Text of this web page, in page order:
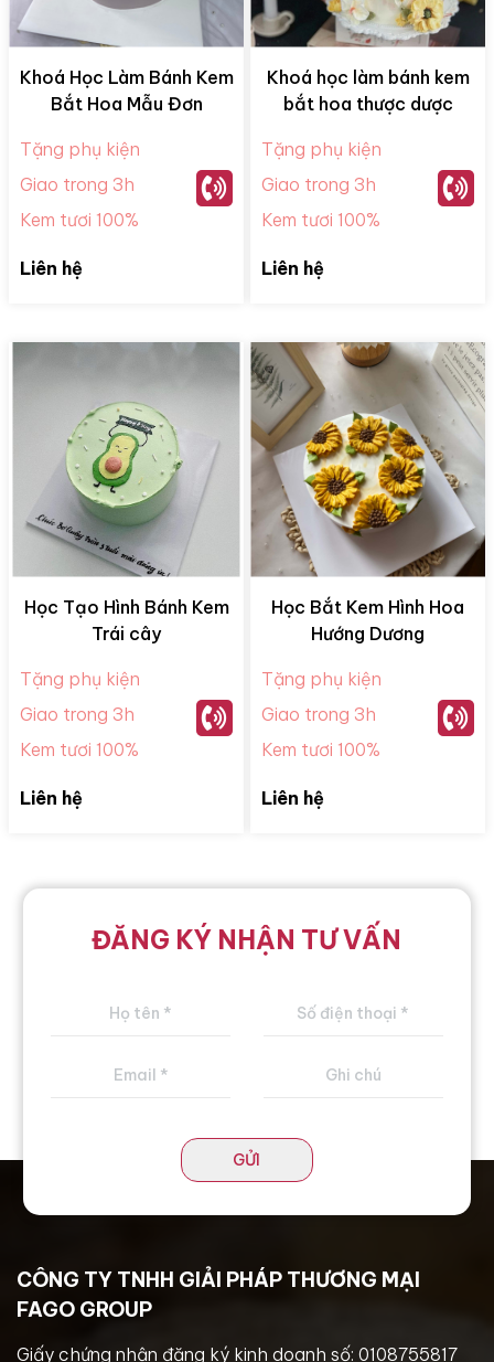
Khoá Học Làm Bánh Kem
Bắt Hoa Mẫu Đơn
Tặng phụ kiện
Giao trong 3h
Kem tươi 100%
Liên hệ
Khoá học làm bánh kem
bắt hoa thược dược
Tặng phụ kiện
Giao trong 3h
Kem tươi 100%
Liên hệ
Học Tạo Hình Bánh Kem
Trái cây
Tặng phụ kiện
Giao trong 3h
Kem tươi 100%
Liên hệ
Học Bắt Kem Hình Hoa
Hướng Dương
Tặng phụ kiện
Giao trong 3h
Kem tươi 100%
Liên hệ
ĐĂNG KÝ NHẬN TƯ VẤN
GỬI
CÔNG TY TNHH GIẢI PHÁP THƯƠNG MẠI
FAGO GROUP
Giấy chứng nhận đăng ký kinh doanh số: 0108755817